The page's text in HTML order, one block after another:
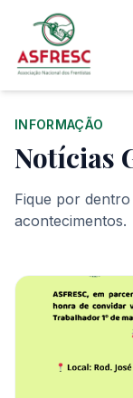
INFORMAÇÃO
Notícias
Fique por
acontecimentos.